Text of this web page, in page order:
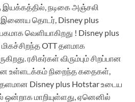
இயக்கத்தில், நடிகை அஞ்சலி
இணைய தொடர், Disney plus
வெளியாகிறது ! Disney plus
OTT தளமாக
ரசிகர்கள் விரும்பும் சிறப்பான
உள்ளடக்கம் நிறைந்த கதைகள்,
Disney plus Hotstar உடைய
மாறியுள்ளது, ஏனெனில்